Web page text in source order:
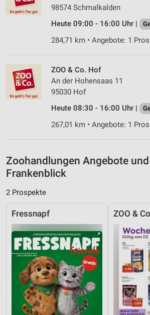
98574 Schmalkalden
Heute 09:00 - 16:00 Uhr |
284,71 km • Angebote: 1
ZOO & Co. Hof
An der Hohensaas 11
95030 Hof
Heute 08:30 - 16:00 Uhr |
267,01 km • Angebote: 1
Zoohandlungen Angebote
Frankenblick
2 Prospekte
Fressnapf ZOO &
IAB-Besonderheiten:
Verwendung genauer Standortdaten
Geräte anhand von aktiv angeforderten
Nicht-IAB-Verarbeitungszwecke:
Notwendig
Performance